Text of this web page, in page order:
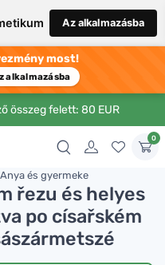
Az alkalmazásba
most!
alkalmazásba
összeg felett: 80 EUR
0
Anya és gyermeke
řezu és helyes
po císařském